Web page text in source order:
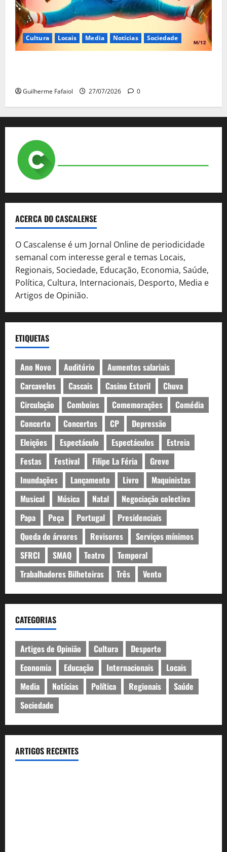
Cultura Locais Media Notícias Sociedade
Guilherme Fafaiol 27/07/2026 0
ACERCA DO CASCALENSE
O Cascalense é um Jornal Online de periodicidade
semanal com interesse geral e temas Locais,
Regionais, Sociedade, Educação, Economia, Saúde,
Política, Cultura, Internacionais, Desporto, Media e
Artigos de Opinião.
ETIQUETAS
Ano Novo Auditório
Aumentos salariais
Carcavelos
Cascais Casino Estoril
Chuva
Circulação
Comboios Comemorações
Comédia
Concerto
Concertos CP
Depressão
Eleições
Espectáculo Espectáculos
Estreia
Festas
Festival Filipe La Féria
Greve
Inundações
Lançamento Livro
Maquinistas
Musical
Música Natal
Negociação colectiva
Papa
Peça Portugal
Presidenciais
Queda de árvores
Revisores
Serviços mínimos
SFRCI
SMAQ Teatro
Temporal
Trabalhadores Bilheteiras
Três Vento
CATEGORIAS
Artigos de Opinião Cultura
Desporto
Economia
Educação Internacionais
Locais
Media
Notícias Política Regionais
Saúde
Sociedade
ARTIGOS RECENTES